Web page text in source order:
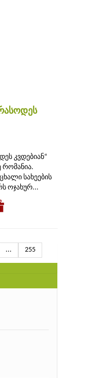
კვდებიან“
რომანია.
სახეების
ოჯახურ...
...
255